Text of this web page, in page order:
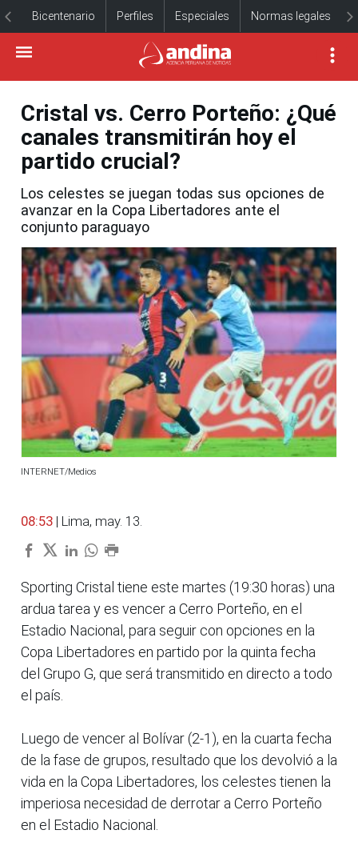
Bicentenario Perfiles Especiales Normas legales
Cristal vs. Cerro Porteño: ¿Qué
canales transmitirán hoy el
partido crucial?
Los celestes se juegan todas sus opciones de
avanzar en la Copa Libertadores ante el
conjunto paraguayo
INTERNET/Medios
08:53 | Lima, may. 13.
Sporting Cristal tiene este martes (19:30 horas) una
ardua tarea y es vencer a Cerro Porteño, en el
Estadio Nacional, para seguir con opciones en la
Copa Libertadores en partido por la quinta fecha
del Grupo G, que será transmitido en directo a todo
el país.
Luego de vencer al Bolívar (2-1), en la cuarta fecha
de la fase de grupos, resultado que los devolvió a la
vida en la Copa Libertadores, los celestes tienen la
imperiosa necesidad de derrotar a Cerro Porteño
en el Estadio Nacional.